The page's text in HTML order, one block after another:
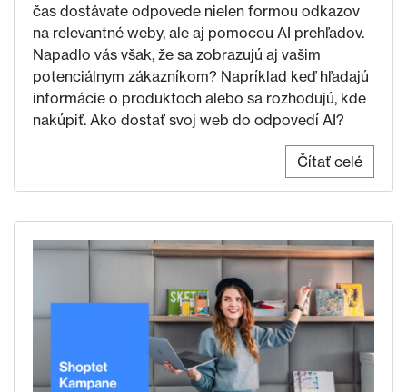
čas dostávate odpovede nielen formou odkazov
na relevantné weby, ale aj pomocou AI prehľadov.
Napadlo vás však, že sa zobrazujú aj vašim
potenciálnym zákazníkom? Napríklad keď hľadajú
informácie o produktoch alebo sa rozhodujú, kde
nakúpiť. Ako dostať svoj web do odpovedí AI?
Čítať celé